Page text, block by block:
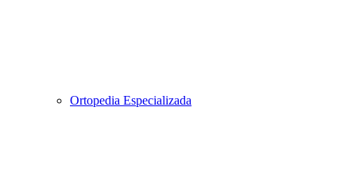
Ortopedia Especializada